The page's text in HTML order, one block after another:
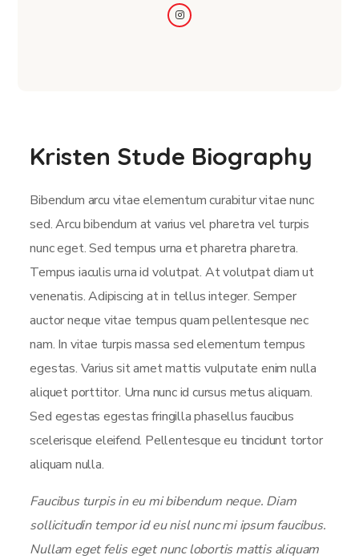
Kristen Stude Biography
Bibendum arcu vitae elementum curabitur vitae nunc
sed. Arcu bibendum at varius vel pharetra vel turpis
nunc eget. Sed tempus urna et pharetra pharetra.
Tempus iaculis urna id volutpat. At volutpat diam ut
venenatis. Adipiscing at in tellus integer. Semper
auctor neque vitae tempus quam pellentesque nec
nam. In vitae turpis massa sed elementum tempus
egestas. Varius sit amet mattis vulputate enim nulla
aliquet porttitor. Urna nunc id cursus metus aliquam.
Sed egestas egestas fringilla phasellus faucibus
scelerisque eleifend. Pellentesque eu tincidunt tortor
aliquam nulla.
Faucibus turpis in eu mi bibendum neque. Diam
sollicitudin tempor id eu nisl nunc mi ipsum faucibus.
Nullam eget felis eget nunc lobortis mattis aliquam